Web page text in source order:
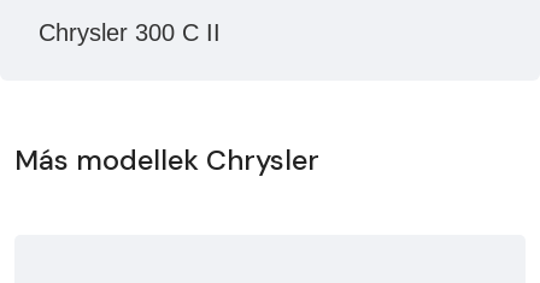
Chrysler 300 C II
Más modellek Chrysler